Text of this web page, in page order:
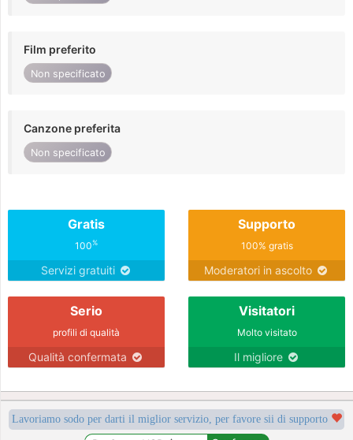
Film preferito
Non specificato
Canzone preferita
Non specificato
Gratis
100%
Servizi gratuiti
Supporto
100% gratis
Moderatori in ascolto
Serio
profili di qualità
Qualità confermata
Visitatori
Molto visitato
Il migliore
Lavoriamo sodo per darti il miglior servizio, per favore sii di supporto